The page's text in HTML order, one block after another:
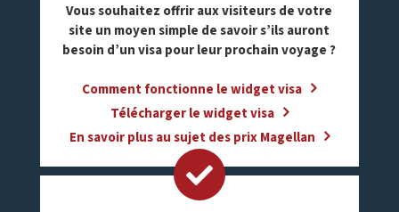
Vous souhaitez offrir aux visiteurs de votre
site un moyen simple de savoir s’ils auront
besoin d’un visa pour leur prochain voyage ?
Comment fonctionne le widget visa
Télécharger le widget visa
En savoir plus au sujet des prix Magellan